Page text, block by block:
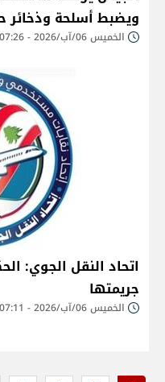
ويضبط أسلحة وذخائر
الخميس 06/آب/2026 - 07:26 م
اتحاد النقل الجوي:
جريمتها
الخميس 06/آب/2026 - 07:11 م